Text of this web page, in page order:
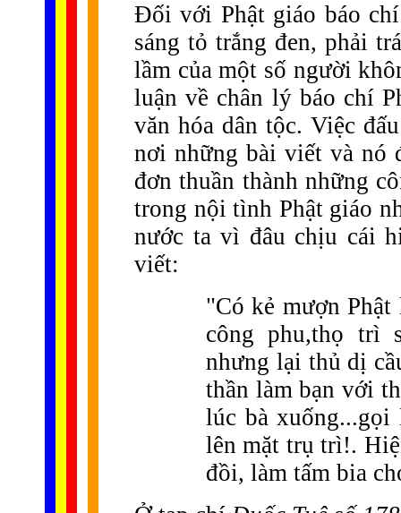
Đối với Phật giáo báo
sáng tỏ trắng đen, phải
lầm của một số người
luận về chân lý báo chí
văn hóa dân tộc. Việc
nơi những bài viết và nó
đơn thuần thành những
trong nội tình Phật giáo
nước ta vì đâu chịu cái
viết:
"Có kẻ mượn Phật
công phu,thọ trì
nhưng lại thủ dị
thần làm bạn với
lúc bà xuống...gọi
lên mặt trụ trì!.
đồi, làm tấm bia